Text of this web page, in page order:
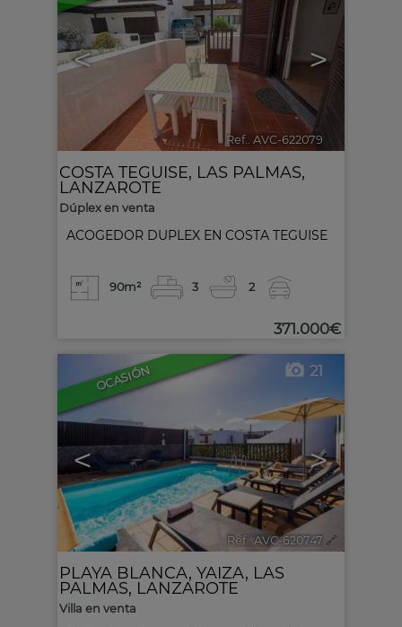
< >
Ref.. AVC-622079
ACOGEDOR DUPLEX EN COSTA TEGUISE
COSTA TEGUISE, LAS PALMAS,
LANZAROTE
Dúplex en venta
90m² 3 2
371.000€
OCASIÓN
< >
21
Ref.. AVC-620747 🔗
PLAYA BLANCA, YAIZA, LAS
PALMAS, LANZAROTE
Villa en venta